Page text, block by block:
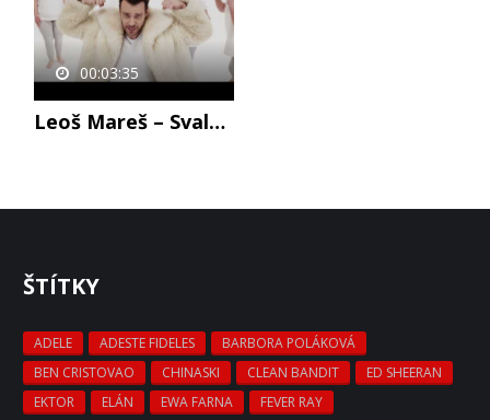
00:03:35
Leoš Mareš – Svalnatec 2018 (Holky dospěly a Ferrari nahradil Trabant)
ŠTÍTKY
ADELE ADESTE FIDELES
BARBORA POLÁKOVÁ
BEN CRISTOVAO
CHINASKI CLEAN BANDIT
ED SHEERAN
EKTOR
ELÁN EWA FARNA
FEVER RAY